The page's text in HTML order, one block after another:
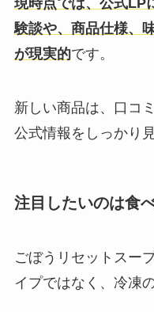
現時点では、公式LP
験談や、商品仕様、
が現実的です。
新しい商品は、口コ
公式情報をしっかり
注目したいのは食
ごぼうリセットスー
イプではなく、冷凍